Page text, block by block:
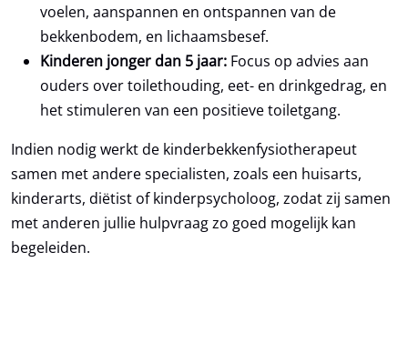
voelen, aanspannen en ontspannen van de
bekkenbodem, en lichaamsbesef.
Kinderen jonger dan 5 jaar: Focus op advies aan
ouders over toilethouding, eet- en drinkgedrag, en
het stimuleren van een positieve toiletgang.
Indien nodig werkt de kinderbekkenfysiotherapeut
samen met andere specialisten, zoals een huisarts,
kinderarts, diëtist of kinderpsycholoog, zodat zij samen
met anderen jullie hulpvraag zo goed mogelijk kan
begeleiden.